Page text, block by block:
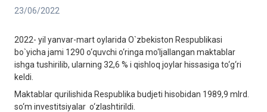
23/06/2022
2022- yil yanvar-mart oylarida O`zbekiston Respublikasi
bo`yicha jami 1290 o‘quvchi o‘ringa mo‘ljallangan maktablar
ishga tushirilib, ularning 32,6 % i qishloq joylar hissasiga to‘g‘ri
keldi.
Maktablar qurilishida Respublika budjeti hisobidan 1989,9 mlrd.
so‘m investitsiyalar o‘zlashtirildi.